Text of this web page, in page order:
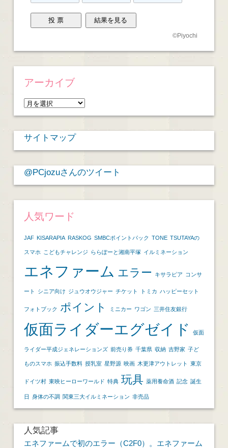
©Piyochi
アーカイブ
ア
ー
カ
イ
サイトマップ
@PCjozuさんのツイート
人気ワード
JAF KISARAPIA RASKOG SMBCポイントパック TONE TSUTAYAの
スマホ こどもチャレンジ ららぽーと湘南平塚 イルミネーション
エネファーム エラー キサラピア コンサ
ート シニア向け ジュウオウジャー チケット トミカ ハッピーセット
フォトブック ポイント ミニカー ワゴン 三井住友銀行
仮面ライダーエグゼイド 仮面
ライダー平成ジェネレーションズ 前売り券 千葉県 収納 吉野家 子ど
ものスマホ 振込手数料 授乳室 星野源 映画 木更津アウトレット 東京
ドイツ村 東映ヒーローワールド 特典 玩具 薬用養命酒 記念 誕生
日 身体の不調 関東三大イルミネーション 非売品
人気記事
エネファームで初のエラー（C2F0）。エネファーム